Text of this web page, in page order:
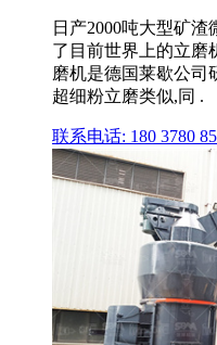
日产2000吨大型矿
了目前世界上的立磨
磨机是德国莱歇公司
超细粉立磨类似,同 .
联系电话: 180 3780